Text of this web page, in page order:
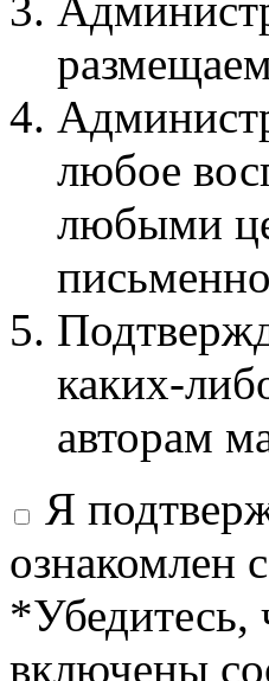
любое
любыми
каких-
авторам
Я
ознакомлен
*Убедитесь,
включены